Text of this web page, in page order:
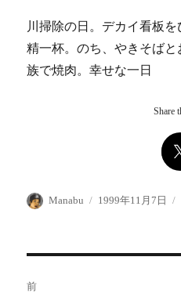
川掃除の日。デカイ看板
精一杯。のち、やきそば
族で焼肉。幸せな一日
Share
投
Manabu
投
1999年11月7日
前